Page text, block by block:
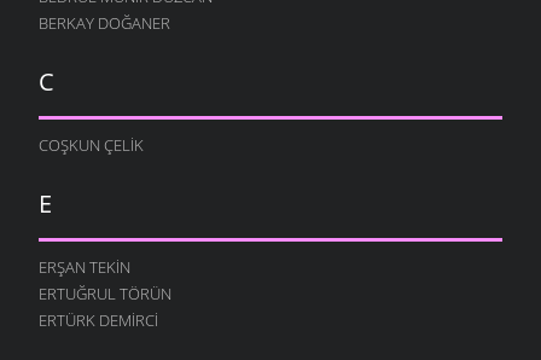
BERKAY DOĞANER
C
COŞKUN ÇELIK
E
ERŞAN TEKIN
ERTUĞRUL TÖRÜN
ERTÜRK DEMIRCI